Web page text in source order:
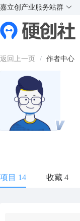
X
Y
X
Y
实
¥
实
实
实
嘉立创产业服务站群
返回上一页 / 作者中心
项目 14 收藏 4